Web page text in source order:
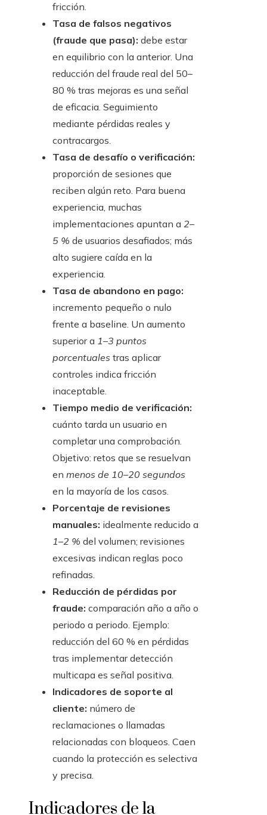
fricción.
Tasa de falsos negativos
(fraude que pasa): debe estar
en equilibrio con la anterior. Una
reducción del fraude real del 50–
80 % tras mejoras es una señal
de eficacia. Seguimiento
mediante pérdidas reales y
contracargos.
Tasa de desafío o verificación:
proporción de sesiones que
reciben algún reto. Para buena
experiencia, muchas
implementaciones apuntan a 2–
5 % de usuarios desafiados; más
alto sugiere caída en la
experiencia.
Tasa de abandono en pago:
incremento pequeño o nulo
frente a baseline. Un aumento
superior a 1–3 puntos
porcentuales tras aplicar
controles indica fricción
inaceptable.
Tiempo medio de verificación:
cuánto tarda un usuario en
completar una comprobación.
Objetivo: retos que se resuelvan
en menos de 10–20 segundos
en la mayoría de los casos.
Porcentaje de revisiones
manuales: idealmente reducido a
1–2 % del volumen; revisiones
excesivas indican reglas poco
refinadas.
Reducción de pérdidas por
fraude: comparación año a año o
periodo a periodo. Ejemplo:
reducción del 60 % en pérdidas
tras implementar detección
multicapa es señal positiva.
Indicadores de soporte al
cliente: número de
reclamaciones o llamadas
relacionadas con bloqueos. Caen
cuando la protección es selectiva
y precisa.
Indicadores de la